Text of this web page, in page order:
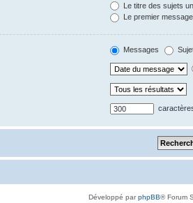
Le titre des sujets
Le premier
Messages
Développé parphpBB® Forum